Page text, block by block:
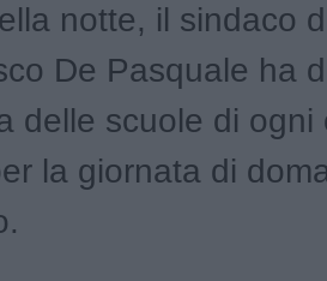
notte, il sindaco
De Pasquale ha
delle scuole di ogni
la giornata di